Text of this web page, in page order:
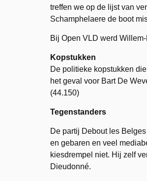
treffen we op de lijst van
Schamphelaere de boot
Bij Open VLD werd
Kopstukken
De politieke kopstukken
het geval voor Bart De
(44.150)
Tegenstanders
De partij Debout les
en gebaren en veel
kiesdrempel niet. Hij zelf
Dieudonné.